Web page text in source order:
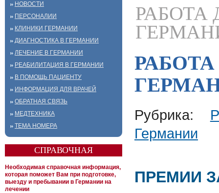
НОВОСТИ
ПЕРСОНАЛИИ
КЛИНИКИ ГЕРМАНИИ
ДИАГНОСТИКА В ГЕРМАНИИ
ЛЕЧЕНИЕ В ГЕРМАНИИ
РЕАБИЛИТАЦИЯ В ГЕРМАНИИ
В ПОМОЩЬ ПАЦИЕНТУ
ИНФОРМАЦИЯ ДЛЯ ВРАЧЕЙ
ОБРАТНАЯ СВЯЗЬ
МЕДТЕХНИКА
ТЕМА НОМЕРА
СПРАВОЧНАЯ
Необходимая справочная информация,
которая поможет Вам при подготовке,
выезду и пребывании в Германии на
лечении
РАБОТА
Рубрика:
Германии
ПРЕМИИ